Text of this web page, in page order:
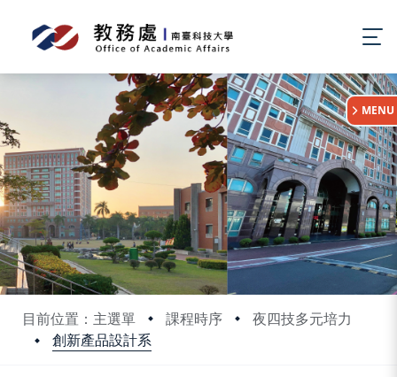
目前位置：主選單 課程時序
夜四技多元培力
創新產品設計系
:::
MENU